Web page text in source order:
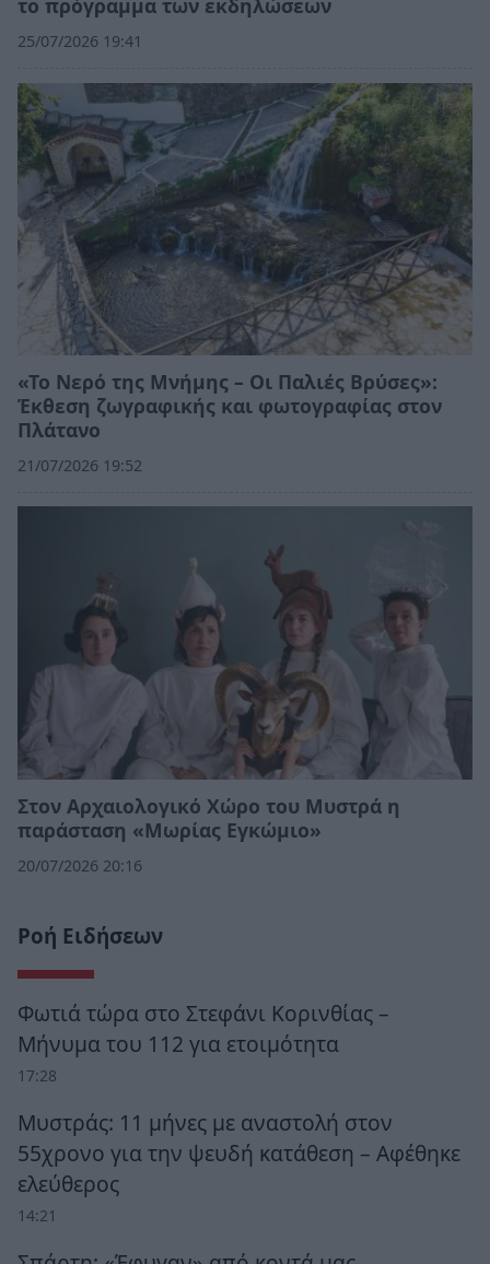
το πρόγραμμα των εκδηλώσεων
25/07/2026 19:41
«Το Νερό της Μνήμης – Οι Παλιές Βρύσες»:
Έκθεση ζωγραφικής και φωτογραφίας στον
Πλάτανο
21/07/2026 19:52
Στον Αρχαιολογικό Χώρο του Μυστρά η
παράσταση «Μωρίας Εγκώμιο»
20/07/2026 20:16
Ροή Ειδήσεων
Φωτιά τώρα στο Στεφάνι Κορινθίας –
Μήνυμα του 112 για ετοιμότητα
17:28
Μυστράς: 11 μήνες με αναστολή στον
55χρονο για την ψευδή κατάθεση – Αφέθηκε
ελεύθερος
14:21